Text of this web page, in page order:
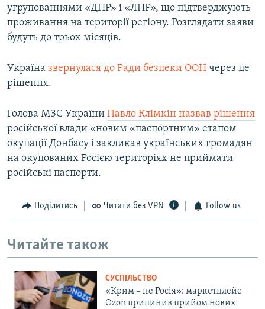
угрупованнями «ДНР» і «ЛНР», що підтверджують
проживання на території регіону. Розглядати заяви
будуть до трьох місяців.
Україна звернулася до Ради безпеки ООН через це
рішення.
Голова МЗС України Павло Клімкін назвав рішення
російської влади «новим «паспортним» етапом
окупації Донбасу і закликав українських громадян
на окупованих Росією територіях не приймати
російські паспорти.
Поділитись Читати без VPN Follow us
Читайте також
СУСПІЛЬСТВО
«Крим – не Росія»: маркетплейс
Ozon припинив прийом нових